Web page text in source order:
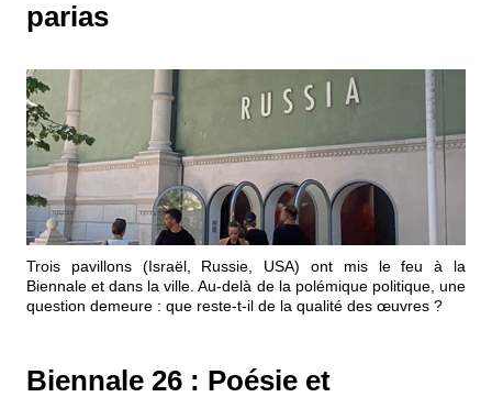
parias
Trois pavillons (Israël, Russie, USA) ont mis le feu à la
Biennale et dans la ville. Au-delà de la polémique politique, une
question demeure : que reste-t-il de la qualité des œuvres ?
Biennale 26 : Poésie et